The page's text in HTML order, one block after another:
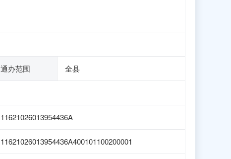
通办范围 全县
11621026013954436A
11621026013954436A400101100200001